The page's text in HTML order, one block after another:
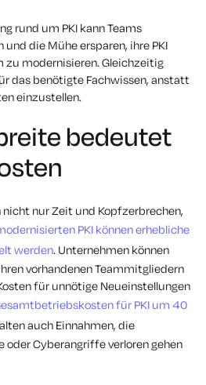
rund um PKI kann Teams
die Mühe ersparen, ihre PKI
zu modernisieren. Gleichzeitig
das benötigte Fachwissen, anstatt
einzustellen.
bedeutet
nur Zeit und Kopfzerbrechen,
PKI können erhebliche
werden. Unternehmen können
vorhandenen Teammitgliedern
für unnötige Neueinstellungen
für PKI um 40
auch Einnahmen, die
oder Cyberangriffe verloren gehen